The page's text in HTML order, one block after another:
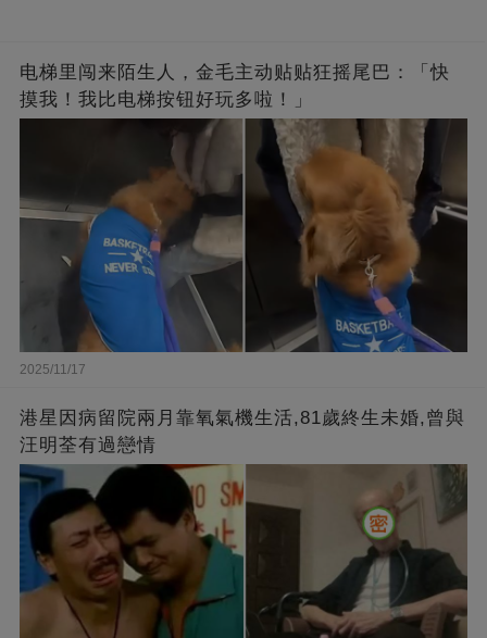
电梯里闯来陌生人，金毛主动贴贴狂摇尾巴：「快
摸我！我比电梯按钮好玩多啦！」
2025/11/17
港星因病留院兩月靠氧氣機生活,81歲終生未婚,曾與
汪明荃有過戀情